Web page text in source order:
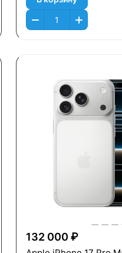
132 000 ₽